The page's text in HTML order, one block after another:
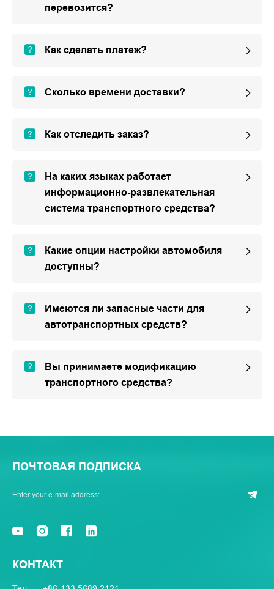
перевозится?
Как сделать платеж?
Сколько времени доставки?
Как отследить заказ?
На каких языках работает
информационно-развлекательная
система транспортного средства?
Какие опции настройки автомобиля
доступны?
Имеются ли запасные части для
автотранспортных средств?
Вы принимаете модификацию
транспортного средства?
ПОЧТОВАЯ ПОДПИСКА
КОНТАКТ